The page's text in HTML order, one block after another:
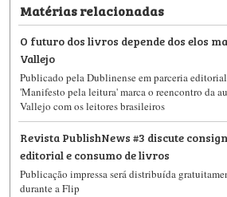
Matérias relacionadas
O futuro dos livros depende dos elos
Vallejo
Publicado pela Dublinense​ em parceria
'Manifesto pela leitura' marca o reencontro da
Vallejo​ com os leitores brasileiros
Revista PublishNews #3 discute
editorial e consumo de livros
Publicação impressa será distribuída
durante a Flip